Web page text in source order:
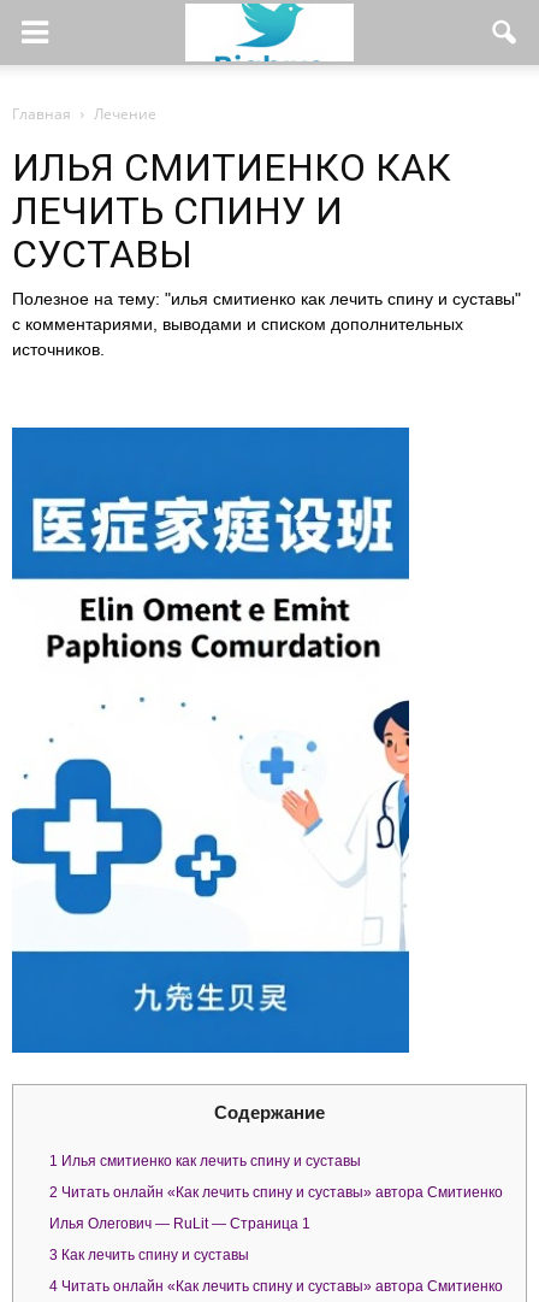
Главная Лечение
ИЛЬЯ СМИТИЕНКО КАК
ЛЕЧИТЬ СПИНУ И
СУСТАВЫ
Полезное на тему: "илья смитиенко как лечить спину и суставы"
с комментариями, выводами и списком дополнительных
источников.
Содержание
1 Илья смитиенко как лечить спину и суставы
2 Читать онлайн «Как лечить спину и суставы» автора Смитиенко
Илья Олегович — RuLit — Страница 1
3 Как лечить спину и суставы
4 Читать онлайн «Как лечить спину и суставы» автора Смитиенко